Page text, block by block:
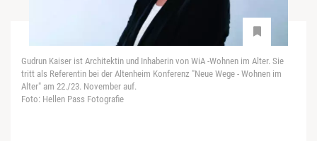
Gudrun Kaiser ist Architektin und Inhaberin von WiA -Wohnen im Alter. Sie
tritt als Referentin bei der Altenheim Konferenz "Neue Wege - Wohnen im
Alter" am 22./23. November auf.
Foto: Hellen Pass Fotografie